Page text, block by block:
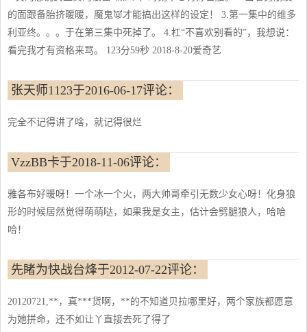
的面跟备胎挤暖暖，魔鬼👿才能搞出这样的设定！ 3.第一集中的维多
利亚终。。。于在第三集中死掉了。 4.杠“不喜欢别看的”，我想说：
看完我才有资格来骂。 123分59秒 2018-8-20爱奇艺
张天师1123于2016-06-17评论：
完全不记得讲了啥，就记得很烂
VzzBB卡于2018-11-06评论：
雅各布好暖呀！一个冰一个火，两大帅哥牵引无数少女心呀！化身狼
形的时候居然觉得萌萌哒，如果我是女主，估计会劈腿狼人，哈哈
哈！
先睹为快战台烽于2012-07-22评论：
20120721,**，真***货啊，**的不知道贝拉哪里好，两个家族都愿意
为她拼命，还不如让丫直接去死了得了